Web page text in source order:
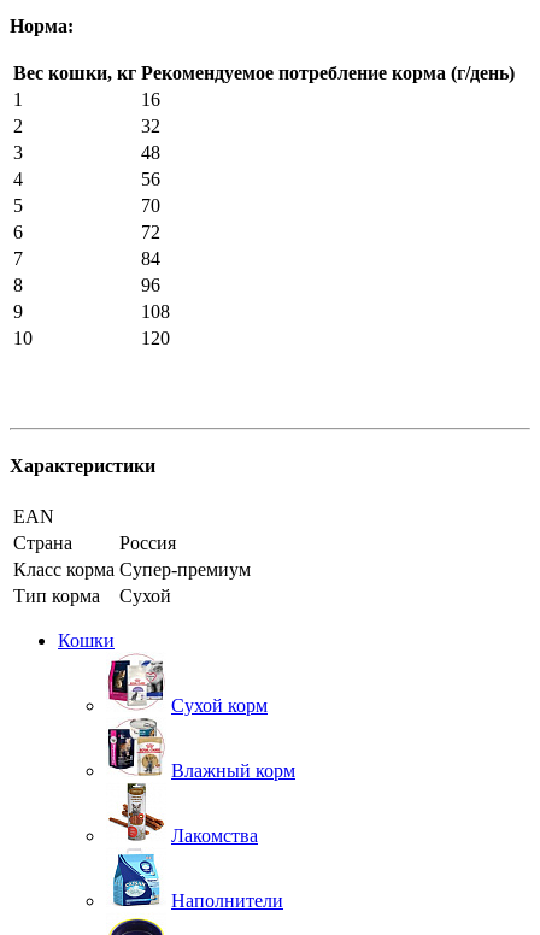
Норма:
Вес кошки, кг Рекомендуемое потребление корма (г/день)
1
16
2
32
3
48
4
56
5
70
6
72
7
84
8
96
9
108
10
120
Характеристики
EAN
Страна
Россия
Класс корма Супер-премиум
Тип корма
Сухой
Кошки
Сухой корм
Влажный корм
Лакомства
Наполнители